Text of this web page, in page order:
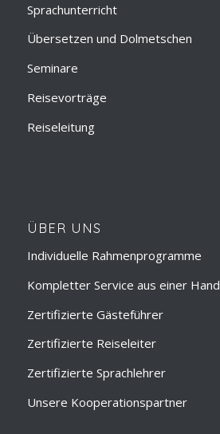
Sprachunterricht
Übersetzen und Dolmetschen
Seminare
Reisevorträge
Reiseleitung
ÜBER UNS
Individuelle Rahmenprogramme
Kompletter Service aus einer Hand
Zertifizierte Gästeführer
Zertifizierte Reiseleiter
Zertifizierte Sprachlehrer
Unsere Kooperationspartner